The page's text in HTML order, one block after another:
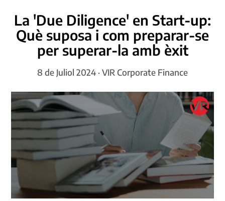
La 'Due Diligence' en Start-up:
Què suposa i com preparar-se
per superar-la amb èxit
8 de Juliol 2024 · VIR Corporate Finance